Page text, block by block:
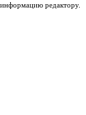
редактору.